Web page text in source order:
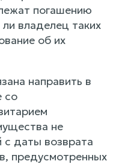
погашению
владелец таких
об их
направить в
со
не
с даты возврата
предусмотренных